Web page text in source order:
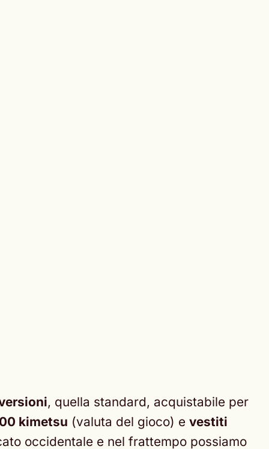
, quella standard, acquistabile per
kimetsu (valuta del gioco) e vestiti
occidentale e nel frattempo possiamo